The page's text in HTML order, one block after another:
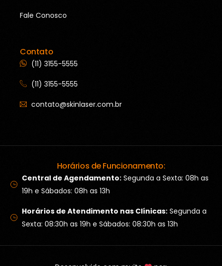
Fale Conosco
Contato
(11) 3155-5555
(11) 3155-5555
contato@skinlaser.com.br
Horários de Funcionamento:
Central de Agendamento:Segunda a Sexta: 08h as
19h e Sábados: 08h as 13h
Horários de Atendimento nas Clínicas:Segunda a
Sexta: 08:30h as 19h e Sábados: 08:30h as 13h